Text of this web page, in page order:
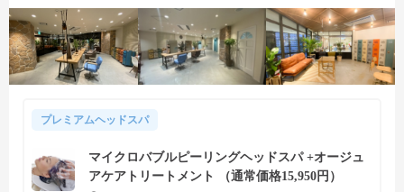
プレミアムヘッドスパ
マイクロバブルピーリングヘッドスパ +オージュ
アケアトリートメント （通常価格15,950円）